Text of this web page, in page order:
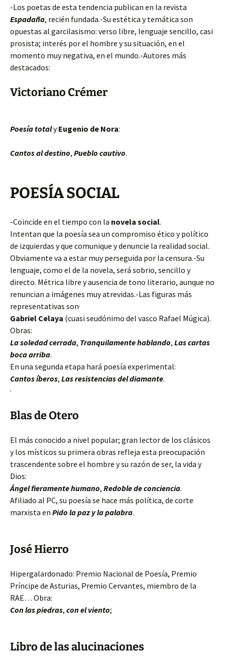
-Los poetas de esta tendencia publican en la revista
Espadaña, recién fundada.-Su estética y temática son
opuestas al garcilasismo: verso libre, lenguaje sencillo, casi
prosista; interés por el hombre y su situación, en el
momento muy negativa, en el mundo.-Autores más
destacados:
Victoriano Crémer
Poesía totalyEugenio de Nora:
Cantos al destino, Pueblo cautivo.
POESÍA SOCIAL
-Coincide en el tiempo con la novela social.
Intentan que la poesía sea un compromiso ético y político
de izquierdas y que comunique y denuncie la realidad social.
Obviamente va a estar muy perseguida por la censura.-Su
lenguaje, como el de la novela, será sobrio, sencillo y
directo. Métrica libre y ausencia de tono literario, aunque no
renuncian a imágenes muy atrevidas.-Las figuras más
representativas son·
Gabriel Celaya (cuasi seudónimo del vasco Rafael Múgica).
Obras:
La soledad cerrada, Tranquilamente hablando, Las cartas
boca arriba.
En una segunda etapa hará poesía experimental:
Cantos íberos, Las resistencias del diamante.
·
Blas de Otero
El más conocido a nivel popular; gran lector de los clásicos
y los místicos su primera obras refleja esta preocupación
trascendente sobre el hombre y su razón de ser, la vida y
Dios:
Ángel fieramente humano, Redoble de conciencia.
Afiliado al PC, su poesía se hace más política, de corte
marxista en Pido la paz y la palabra.
José Hierro
Hipergalardonado: Premio Nacional de Poesía, Premio
Príncipe de Asturias, Premio Cervantes, miembro de la
RAE… Obra:
Con las piedras, con el viento;
Libro de las alucinaciones